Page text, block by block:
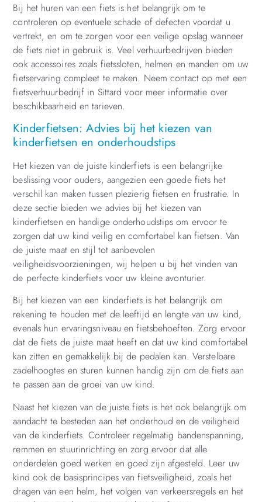
Bij het huren van een fiets is het belangrijk om te
controleren op eventuele schade of defecten voordat u
vertrekt, en om te zorgen voor een veilige opslag wanneer
de fiets niet in gebruik is. Veel verhuurbedrijven bieden
ook accessoires zoals fietssloten, helmen en manden om uw
fietservaring compleet te maken. Neem contact op met een
fietsverhuurbedrijf in Sittard voor meer informatie over
beschikbaarheid en tarieven.
Kinderfietsen: Advies bij het kiezen van
kinderfietsen en onderhoudstips
Het kiezen van de juiste kinderfiets is een belangrijke
beslissing voor ouders, aangezien een goede fiets het
verschil kan maken tussen plezierig fietsen en frustratie. In
deze sectie bieden we advies bij het kiezen van
kinderfietsen en handige onderhoudstips om ervoor te
zorgen dat uw kind veilig en comfortabel kan fietsen. Van
de juiste maat en stijl tot aanbevolen
veiligheidsvoorzieningen, wij helpen u bij het vinden van
de perfecte kinderfiets voor uw kleine avonturier.
Bij het kiezen van een kinderfiets is het belangrijk om
rekening te houden met de leeftijd en lengte van uw kind,
evenals hun ervaringsniveau en fietsbehoeften. Zorg ervoor
dat de fiets de juiste maat heeft en dat uw kind comfortabel
kan zitten en gemakkelijk bij de pedalen kan. Verstelbare
zadelhoogtes en sturen kunnen handig zijn om de fiets aan
te passen aan de groei van uw kind.
Naast het kiezen van de juiste fiets is het ook belangrijk om
aandacht te besteden aan het onderhoud en de veiligheid
van de kinderfiets. Controleer regelmatig bandenspanning,
remmen en stuurinrichting en zorg ervoor dat alle
onderdelen goed werken en goed zijn afgesteld. Leer uw
kind ook de basisprincipes van fietsveiligheid, zoals het
dragen van een helm, het volgen van verkeersregels en het